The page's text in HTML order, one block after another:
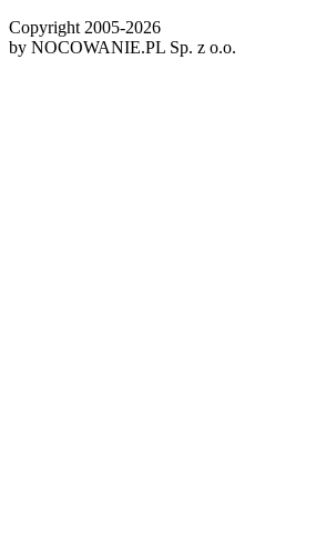
Copyright 2005-2026
by NOCOWANIE.PL Sp. z o.o.